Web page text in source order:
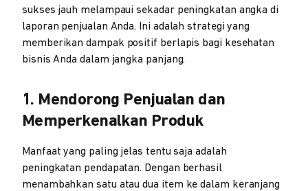
sukses jauh melampaui sekadar peningkatan angka di
laporan penjualan Anda. Ini adalah strategi yang
memberikan dampak positif berlapis bagi kesehatan
bisnis Anda dalam jangka panjang.
1. Mendorong Penjualan dan
Memperkenalkan Produk
Manfaat yang paling jelas tentu saja adalah
peningkatan pendapatan. Dengan berhasil
menambahkan satu atau dua item ke dalam keranjang